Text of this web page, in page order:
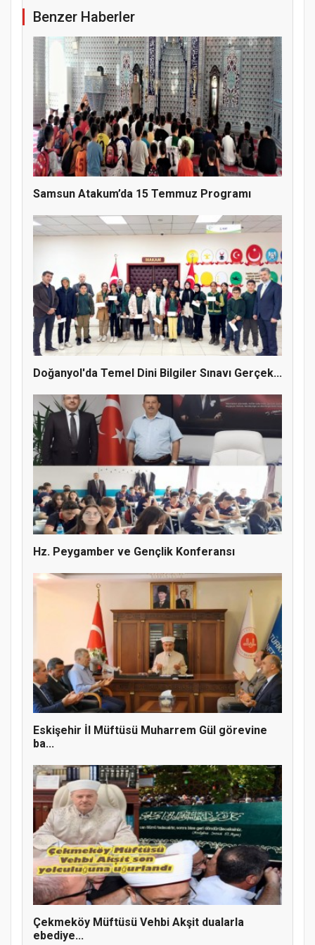
Doğanyol'da Temel Dini Bilgiler Sınavı
Gerçekleştirildi
MÜFTÜ ABULSELAM ÖZDERE’YE ZİYARET
Benzer Haberler
Samsun Atakum’da 15 Temmuz Programı
Doğanyol'da Temel Dini Bilgiler Sınavı Gerçek...
Hz. Peygamber ve Gençlik Konferansı
Eskişehir İl Müftüsü Muharrem Gül görevine
ba...
Çekmeköy Müftüsü Vehbi Akşit dualarla
ebediye...